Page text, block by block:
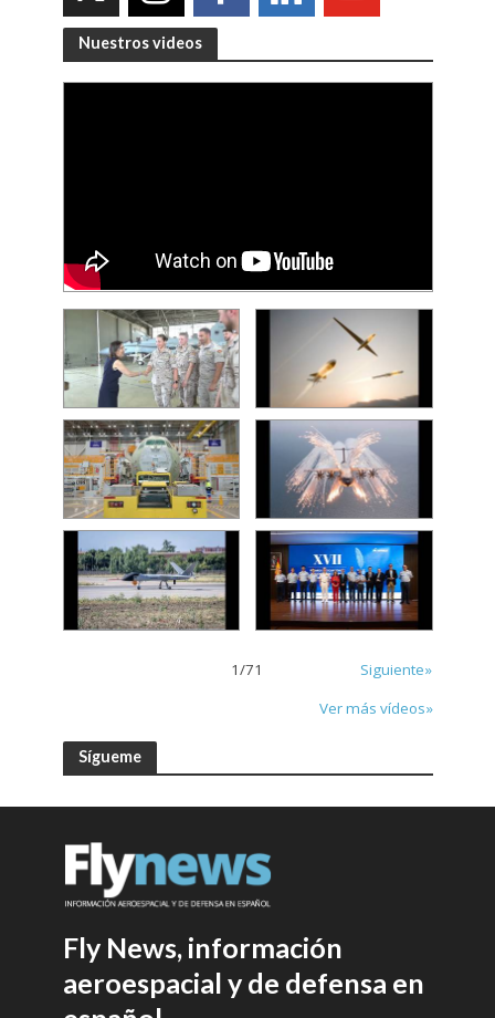
Nuestros videos
1/71
Siguiente»
Ver más vídeos»
Sígueme
Fly News, información
aeroespacial y de defensa en